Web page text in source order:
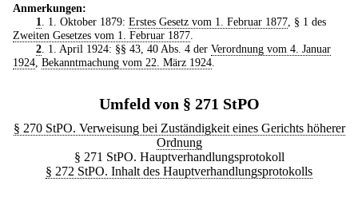
Anmerkungen:
1
. 1. Oktober 1879: Erstes Gesetz vom 1. Februar 1877, § 1 des
Zweiten Gesetzes vom 1. Februar 1877
2. 1. April 1924: §§ 43, 40 Abs. 4 der Verordnung vom 4. Januar
1924 Bekanntmachung vom 22. März 1924
Umfeld von § 271 StPO
§ 270 StPO. Verweisung bei Zuständigkeit eines Gerichts höherer
Ordnung
§ 271 StPO. Hauptverhandlungsprotokoll
§ 272 StPO. Inhalt des Hauptverhandlungsprotokolls